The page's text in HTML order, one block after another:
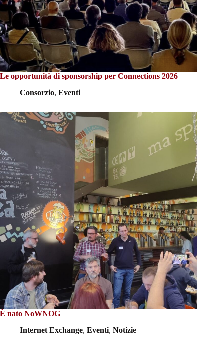
Le opportunità di sponsorship per Connections 2026
Consorzio, Eventi
È nato NoWNOG
Internet Exchange, Eventi, Notizie